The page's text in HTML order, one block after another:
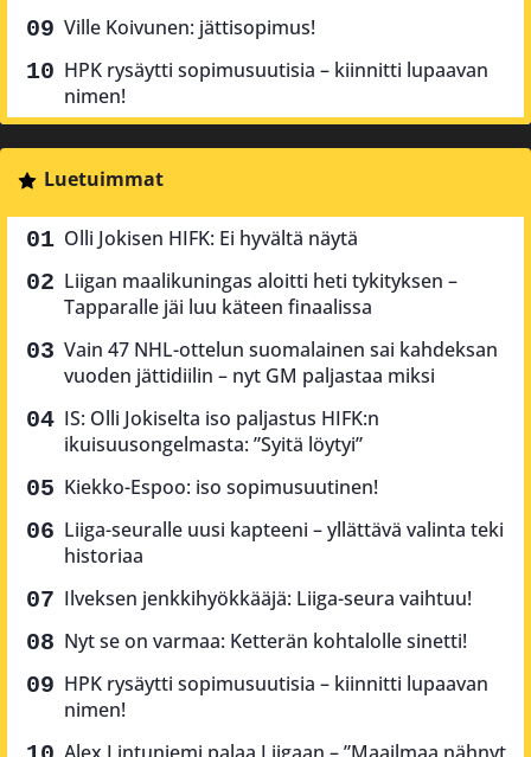
Ville Koivunen: jättisopimus!
HPK rysäytti sopimusuutisia – kiinnitti lupaavan
nimen!
Luetuimmat
Olli Jokisen HIFK: Ei hyvältä näytä
Liigan maalikuningas aloitti heti tykityksen –
Tapparalle jäi luu käteen finaalissa
Vain 47 NHL-ottelun suomalainen sai kahdeksan
vuoden jättidiilin – nyt GM paljastaa miksi
IS: Olli Jokiselta iso paljastus HIFK:n
ikuisuusongelmasta: ”Syitä löytyi”
Kiekko-Espoo: iso sopimusuutinen!
Liiga-seuralle uusi kapteeni – yllättävä valinta teki
historiaa
Ilveksen jenkkihyökkääjä: Liiga-seura vaihtuu!
Nyt se on varmaa: Ketterän kohtalolle sinetti!
HPK rysäytti sopimusuutisia – kiinnitti lupaavan
nimen!